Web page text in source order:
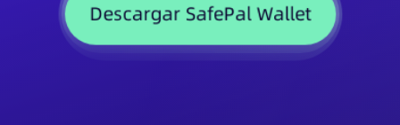
Descargar SafePal Wallet